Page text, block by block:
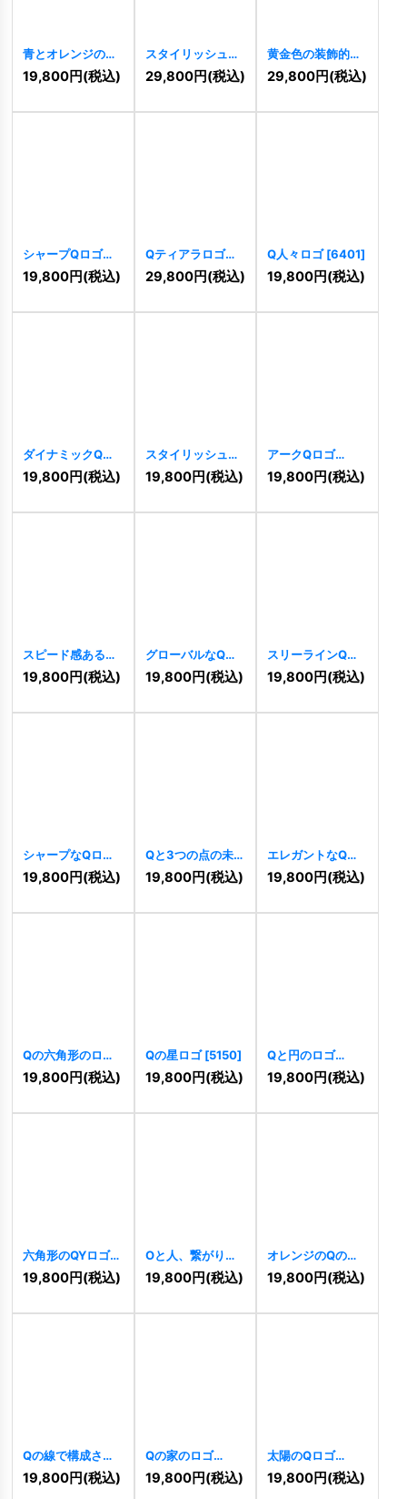
青とオレンジの躍
動的な「Q」ロゴ
6731
19,800円(税込)
スタイリッシュな
Qロゴ[6723]
29,800円(税込)
黄金色の装飾的な
「Q」とひし形の
ロゴ
6667]
29,800円(税込)
シャープQロゴ
[6441]
19,800円(税込)
Qティアラロゴ
[6410]
29,800円(税込)
Q人々ロゴ [6401]
19,800円(税込)
ダイナミックQロ
ゴ 6283]
19,800円(税込)
スタイリッシュな
Qラインロゴ
6264
19,800円(税込)
アークQロゴ
[6155]
19,800円(税込)
スピード感あるQ
ロゴ[5939]
19,800円(税込)
グローバルなQロ
ゴ[ 5835]
19,800円(税込)
スリーラインQロ
ゴ 5675]
19,800円(税込)
シャープなQロゴ
[5663]
19,800円(税込)
Qと3つの点の未来
志向のロゴ
5358
19,800円(税込)
エレガントなQの
ロゴ[5321]
19,800円(税込)
Qの六角形のロゴ
[5175]
19,800円(税込)
Qの星ロゴ [5150]
19,800円(税込)
Qと円のロゴ
[5132]
19,800円(税込)
六角形のQYロゴ
[5087]
19,800円(税込)
Oと人、繋がりを
イメージしたロゴ
5014]
19,800円(税込)
オレンジのQのロ
ゴ 4923]
19,800円(税込)
Qの線で構成され
たロゴ[4920]
19,800円(税込)
Qの家のロゴ
[4922]
19,800円(税込)
太陽のQロゴ
[4903]
19,800円(税込)